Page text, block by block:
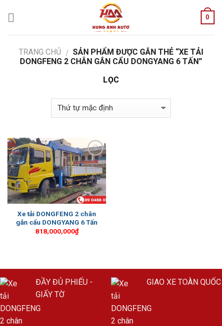
0
TRANG CHỦ / SẢN PHẨM ĐƯỢC GẮN THẺ “XE TẢI
DONGFENG 2 CHÂN GẮN CẨU DONGYANG 6 TẤN”
LỌC
Add to
Wishlist
Xe tải DONGFENG 2 chân
gắn cẩu DONGYANG 6 Tấn
818,000,000₫
ĐẦY ĐỦ PHIẾU -
GIẤY TỜ
GIAO XE TOÀN QUỐC